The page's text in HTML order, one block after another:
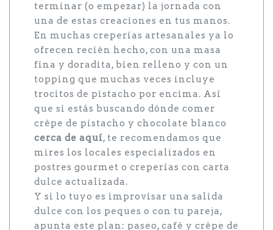
terminar (o empezar) la jornada con
una de estas creaciones en tus manos.
En muchas creperías artesanales ya lo
ofrecen recién hecho, con una masa
fina y doradita, bien relleno y con un
topping que muchas veces incluye
trocitos de pistacho por encima. Así
que si estás buscando dónde comer
crêpe de pistacho y chocolate blanco
cerca de aquí, te recomendamos que
mires los locales especializados en
postres gourmet o creperías con carta
dulce actualizada.
Y si lo tuyo es improvisar una salida
dulce con los peques o con tu pareja,
apunta este plan: paseo, café y crêpe de